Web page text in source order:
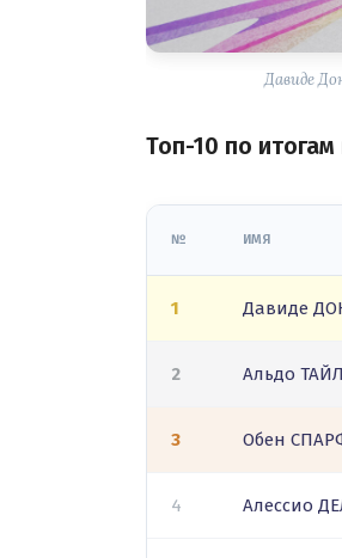
Давиде
Топ-10 по
№ ИМЯ
1 Давиде
2 Альдо
3 Обен
4 Алессио